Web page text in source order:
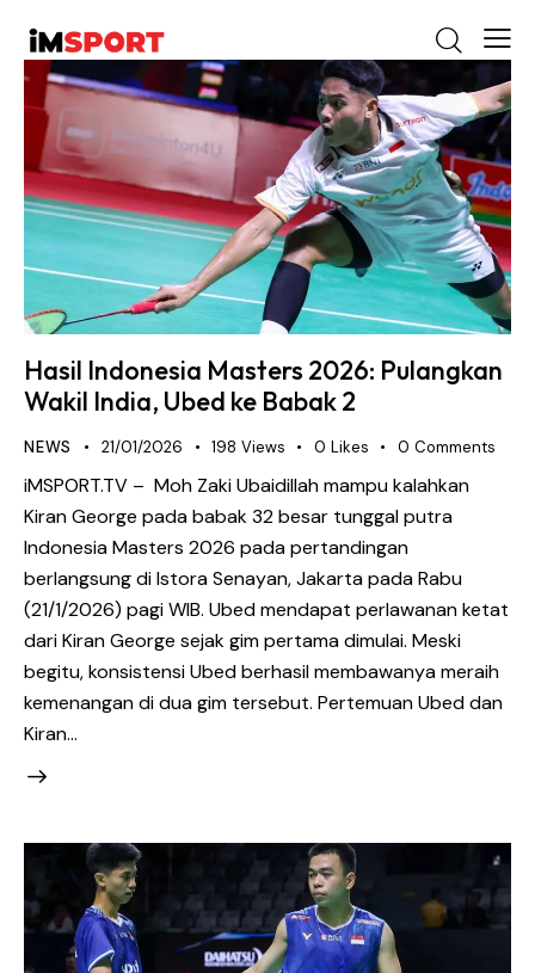
Hasil Indonesia Masters 2026: Pulangkan
Wakil India, Ubed ke Babak 2
NEWS 21/01/2026 198 Views 0 Likes 0 Comments
iMSPORT.TV – Moh Zaki Ubaidillah mampu kalahkan
Kiran George pada babak 32 besar tunggal putra
Indonesia Masters 2026 pada pertandingan
berlangsung di Istora Senayan, Jakarta pada Rabu
(21/1/2026) pagi WIB. Ubed mendapat perlawanan ketat
dari Kiran George sejak gim pertama dimulai. Meski
begitu, konsistensi Ubed berhasil membawanya meraih
kemenangan di dua gim tersebut. Pertemuan Ubed dan
Kiran…